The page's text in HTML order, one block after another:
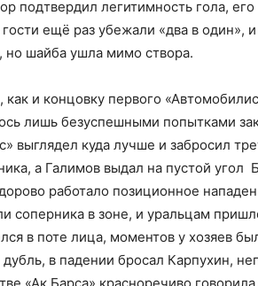
подтвердил легитимность гола,
ещё раз убежали «два в один»,
но шайба ушла мимо створа.
как и концовку первого
лишь безуспешными попытками
выглядел куда лучше и забросил
а Галимов выдал на пустой угол
работало позиционное
соперника в зоне, и уральцам
в поте лица, моментов у хозяев
в падении бросал Карпухин,